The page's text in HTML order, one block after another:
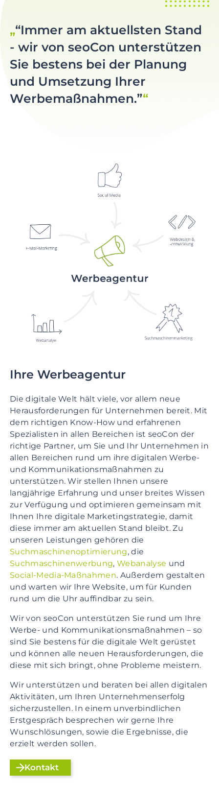
“Immer am aktuellsten Stand
- wir von seoCon unterstützen
Sie bestens bei der Planung
und Umsetzung Ihrer
Werbemaßnahmen.”
Ihre Werbeagentur
Die digitale Welt hält viele, vor allem neue
Herausforderungen für Unternehmen bereit. Mit
dem richtigen Know-How und erfahrenen
Spezialisten in allen Bereichen ist seoCon der
richtige Partner, um Sie und Ihr Unternehmen in
allen Bereichen rund um ihre digitalen Werbe-
und Kommunikationsmaßnahmen zu
unterstützen. Wir stellen Ihnen unsere
langjährige Erfahrung und unser breites Wissen
zur Verfügung und optimieren gemeinsam mit
Ihnen Ihre digitale Marketingstrategie, damit
diese immer am aktuellen Stand bleibt. Zu
unseren Leistungen gehören die
Suchmaschinenoptimierung, die
Suchmaschinenwerbung,Webanalyse und
Social-Media-Maßnahmen. Außerdem gestalten
und warten wir Ihre Website, um für Kunden
rund um die Uhr auffindbar zu sein.
Wir von seoCon unterstützen Sie rund um Ihre
Werbe- und Kommunikationsmaßnahmen – so
sind Sie bestens für die digitale Welt gerüstet
und können alle neuen Herausforderungen, die
diese mit sich bringt, ohne Probleme meistern.
Wir unterstützen und beraten bei allen digitalen
Aktivitäten, um Ihren Unternehmenserfolg
sicherzustellen. In einem unverbindlichen
Erstgespräch besprechen wir gerne Ihre
Wunschlösungen, sowie die Ergebnisse, die
erzielt werden sollen.
Kontakt